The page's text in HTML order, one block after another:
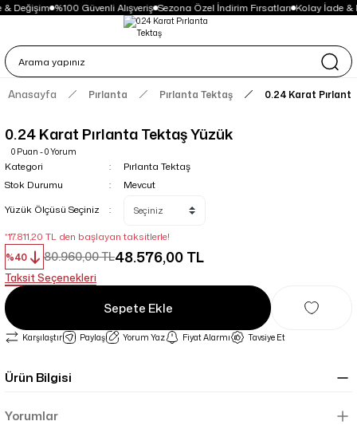
Değişim %100 Güvenli Alışveriş Sezona Özel İndirim Fırsatları Kolay İade &
Anasayfa Pırlanta Pırlanta Tektaş 0.24 Karat
0.24 Karat Pırlanta Tektaş Yüzük
0 Puan - 0 Yorum
Kategori
Pırlanta Tektaş
Stok Durumu
Mevcut
Yüzük Ölçüsü Seçiniz
*17.811,20 TL den başlayan taksitlerle!
%40
80.960,00 TL48.576,00 TL
Taksit Seçenekleri
Sepete Ekle
Karşılaştır Paylaş Yorum Yaz Fiyat Alarmı Tavsiye Et
Ürün Bilgisi
Yorumlar